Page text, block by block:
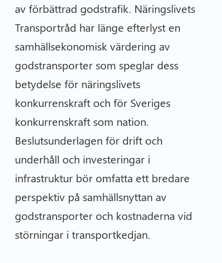
av förbättrad godstrafik. Näringslivets
Transportråd har länge efterlyst en
samhällsekonomisk värdering av
godstransporter som speglar dess
betydelse för näringslivets
konkurrenskraft och för Sveriges
konkurrenskraft som nation.
Beslutsunderlagen för drift och
underhåll och investeringar i
infrastruktur bör omfatta ett bredare
perspektiv på samhällsnyttan av
godstransporter och kostnaderna vid
störningar i transportkedjan.